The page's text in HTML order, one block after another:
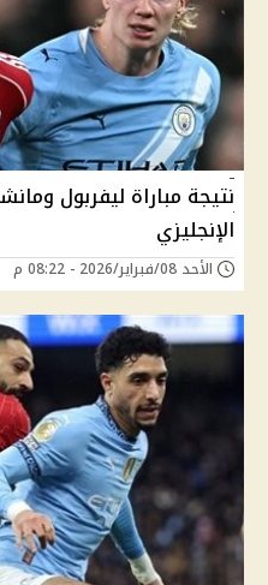
نتيجة مباراة ليفربول
الإنجليزي
الأحد 08/فبراير/2026 - 08:22 م